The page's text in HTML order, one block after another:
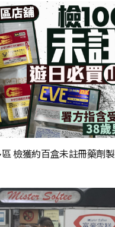
檢獲約百盒未註冊藥劑